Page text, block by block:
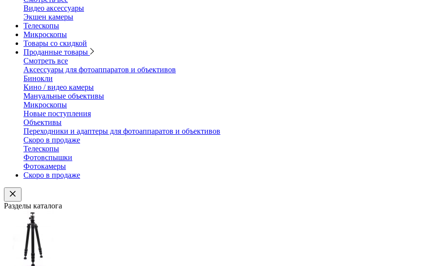
Видео аксессуары
Экшен камеры
Телескопы
Микроскопы
Товары со скидкой
Проданные товары
Смотреть все
Аксессуары для фотоаппаратов и объективов
Бинокли
Кино / видео камеры
Мануальные объективы
Микроскопы
Новые поступления
Объективы
Переходники и адаптеры для фотоаппаратов и объективов
Скоро в продаже
Телескопы
Фотовспышки
Фотокамеры
Скоро в продаже
Разделы каталога